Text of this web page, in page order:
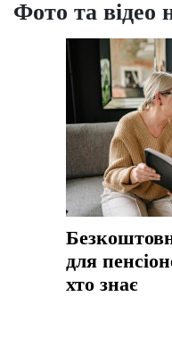
Фото та відео
для
хто знає